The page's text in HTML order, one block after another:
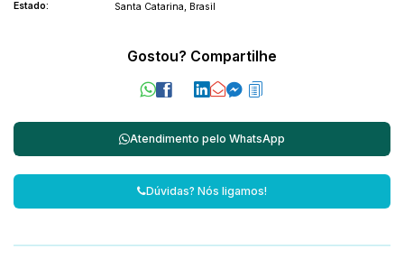
Estado: Santa Catarina, Brasil
Gostou? Compartilhe
Atendimento pelo WhatsApp
Dúvidas? Nós ligamos!